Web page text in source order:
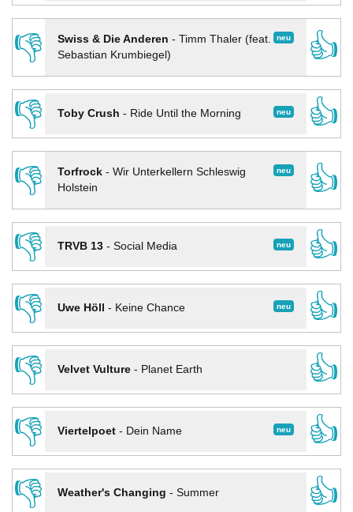
👎
neu
Swiss & Die Anderen - Timm Thaler (feat.
Sebastian Krumbiegel)
👍
👎
neu
Toby Crush - Ride Until the Morning
👍
👎
neu
Torfrock- Wir Unterkellern Schleswig
Holstein
👍
👎
neu
TRVB 13- Social Media
👍
👎
neu
Uwe Höll - Keine Chance
👍
👎
Velvet Vulture- Planet Earth
👍
👎
neu
Viertelpoet- Dein Name
👍
👎
Weather's Changing - Summer
👍